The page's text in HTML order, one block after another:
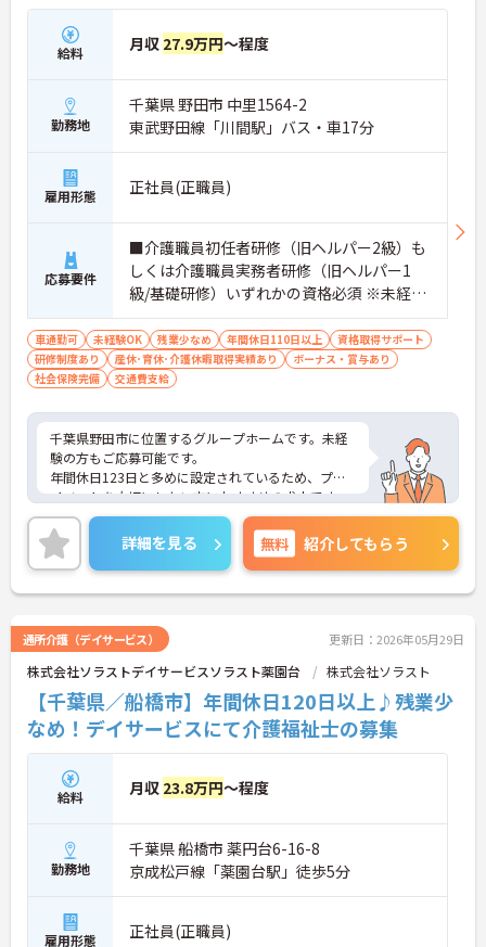
給料 月収 27.9万円～程度
勤務地
千葉県 野田市 中里1564-2
東武野田線「川間駅」バス・車17分
雇用形態 正社員(正職員)
応募要件
■介護職員初任者研修（旧ヘルパー2級）も
しくは介護職員実務者研修（旧ヘルパー1
級/基礎研修）いずれかの資格必須 ※未経験
可
車通勤可 未経験OK 残業少なめ 年間休日110日以上
資格取得サポート
研修制度あり
産休･育休･介護休暇取得実績あり
ボーナス・賞与あり
社会保険完備
交通費支給
千葉県野田市に位置するグループホームです。未経
験の方もご応募可能です。
年間休日123日と多めに設定されているため、プラ
イベートを大切にしたい方におすすめの求人です。
昇給や賞与制度があり頑張りが評価されてしっかり
と職員に還元されます。
ご興味のある方には、面接対策ポイントなど、さら
に詳細をお話しいたしますのでお気軽にご相談くだ
さい！
詳細を見る 無料 紹介してもらう
通所介護（デイサービス） 更新日：2026年05月29日
株式会社ソラストデイサービスソラスト薬園台 株式会社ソラスト
【千葉県／船橋市】年間休日120日以上♪残業少
なめ！デイサービスにて介護福祉士の募集
給料 月収 23.8万円～程度
勤務地
千葉県 船橋市 薬円台6-16-8
京成松戸線「薬園台駅」徒歩5分
雇用形態 正社員(正職員)